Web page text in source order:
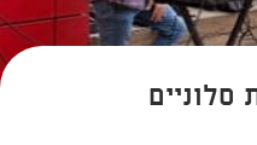
סלוניים